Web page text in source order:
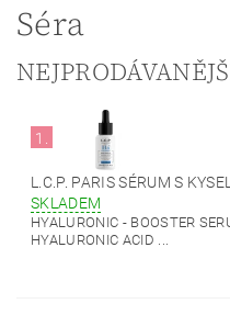
Séra
1.
L.C.P. PARIS SÉRUM S
SKLADEM
HYALURONIC - BOOSTER
HYALURONIC ACID ...